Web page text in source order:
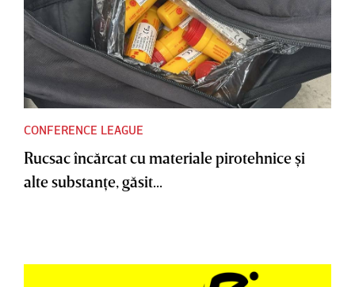
CONFERENCE LEAGUE
Rucsac încărcat cu materiale pirotehnice şi
alte substanţe, găsit...